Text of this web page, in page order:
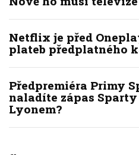
Netflix je před
plateb předplatného
Předpremiéra Primy
naladíte zápas
Lyonem?